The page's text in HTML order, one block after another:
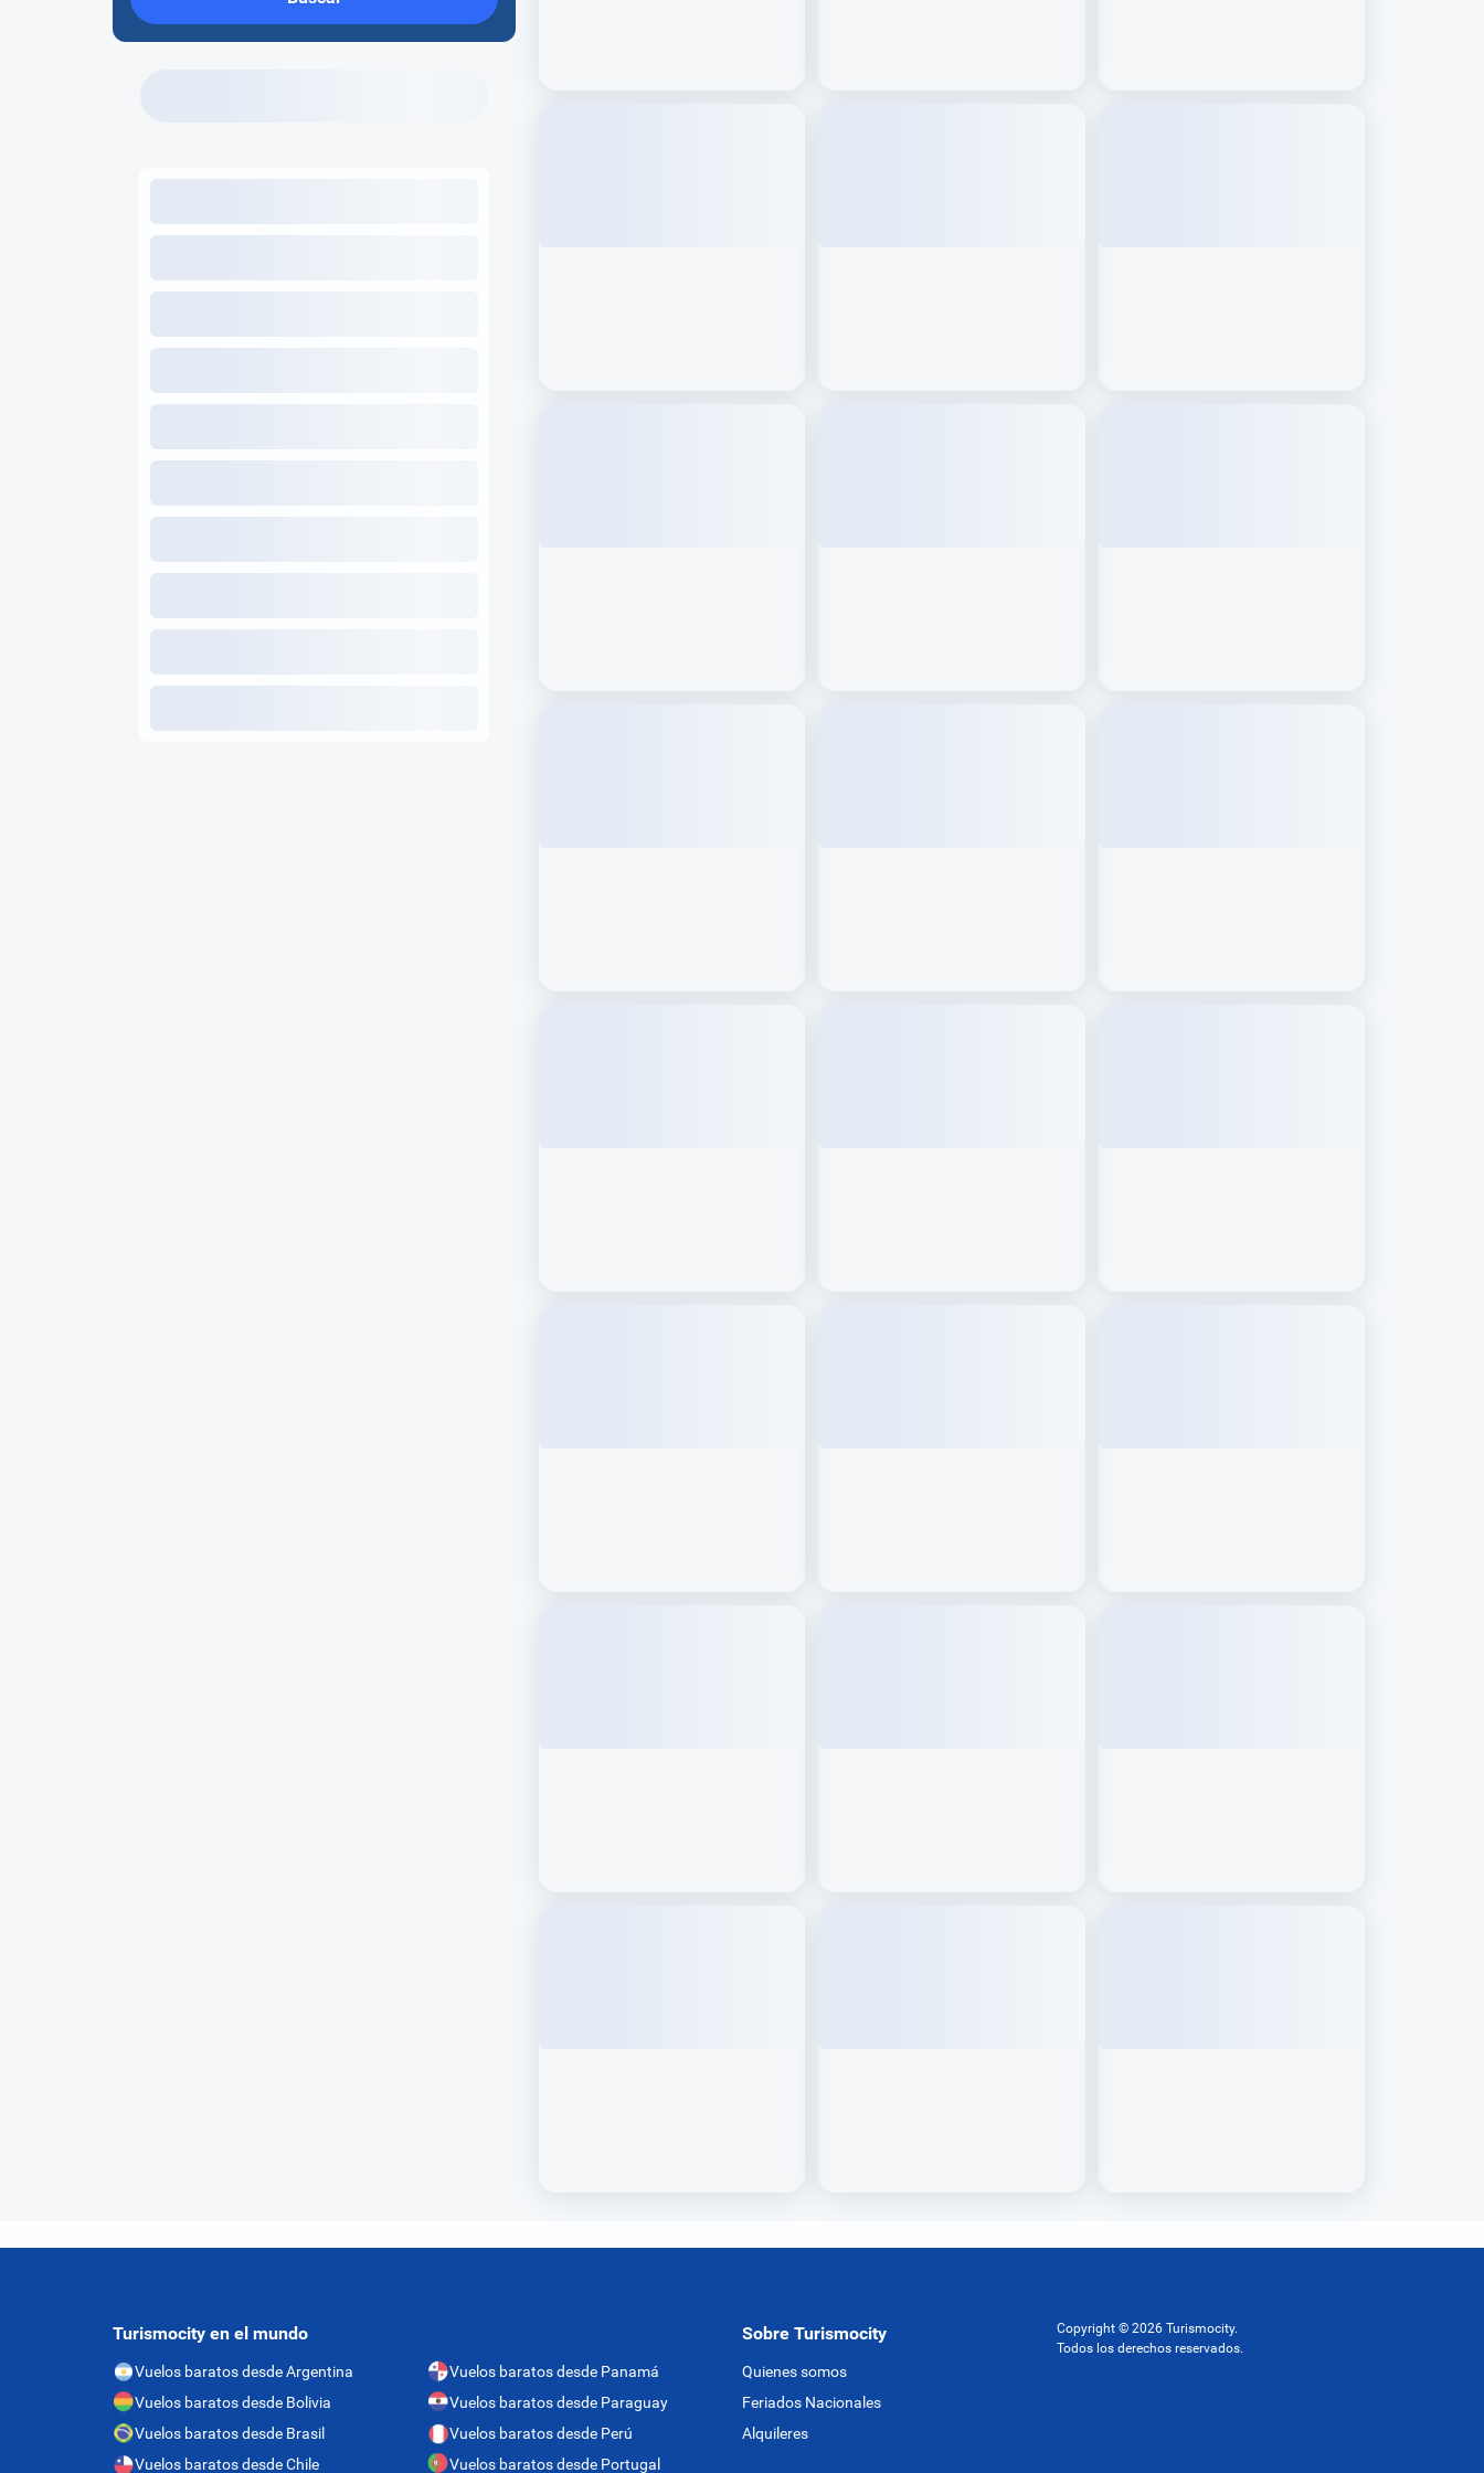
Turismocity en el mundo
Vuelos baratos desde Argentina
Vuelos baratos desde Bolivia
Vuelos baratos desde Brasil
Vuelos baratos desde Chile
Vuelos baratos desde Panamá
Vuelos baratos desde Paraguay
Vuelos baratos desde Perú
Vuelos baratos desde Portugal
Sobre Turismocity
Quienes somos
Feriados Nacionales
Alquileres
Copyright © 2026 Turismocity.
Todos los derechos reservados.